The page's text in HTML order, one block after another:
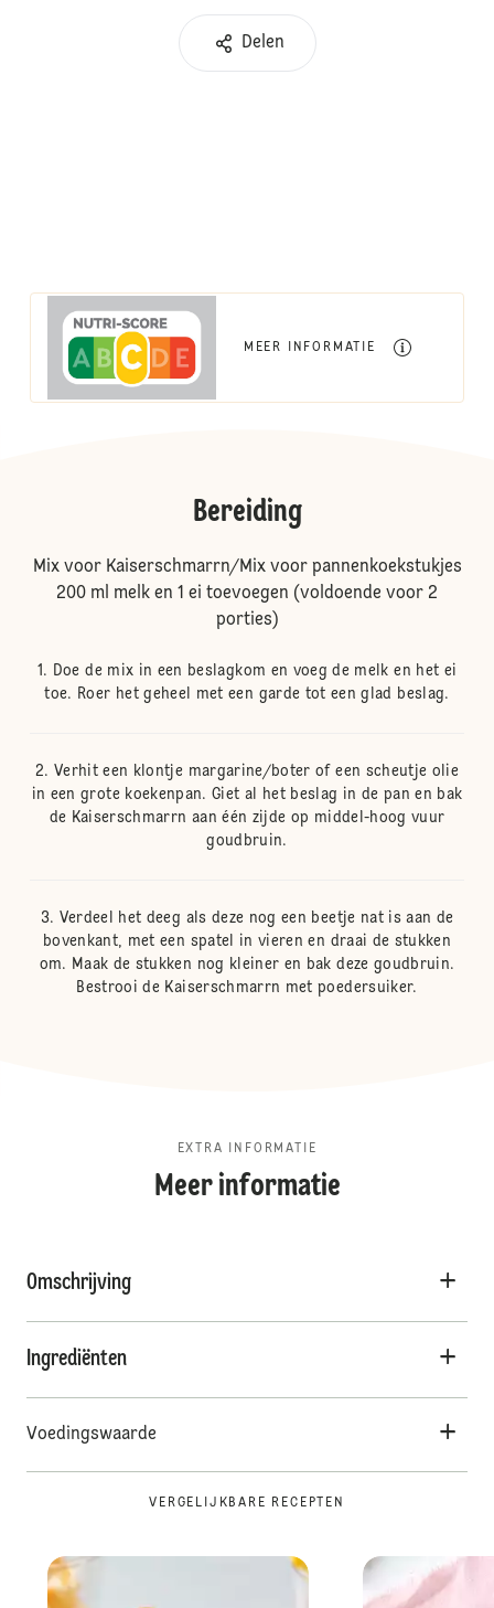
Delen
MEER INFORMATIE
Bereiding
Mix voor Kaiserschmarrn/Mix voor pannenkoekstukjes
200 ml melk en 1 ei toevoegen (voldoende voor 2
porties)
Doe de mix in een beslagkom en voeg de melk en het ei
toe. Roer het geheel met een garde tot een glad beslag.
Verhit een klontje margarine/boter of een scheutje olie
in een grote koekenpan. Giet al het beslag in de pan en bak
de Kaiserschmarrn aan één zijde op middel-hoog vuur
goudbruin.
Verdeel het deeg als deze nog een beetje nat is aan de
bovenkant, met een spatel in vieren en draai de stukken
om. Maak de stukken nog kleiner en bak deze goudbruin.
Bestrooi de Kaiserschmarrn met poedersuiker.
EXTRA INFORMATIE
Meer informatie
Omschrijving
Ingrediënten
Voedingswaarde
VERGELIJKBARE RECEPTEN